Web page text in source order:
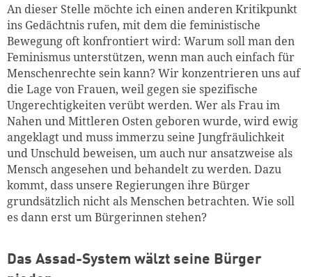
An dieser Stelle möchte ich einen anderen Kritikpunkt
ins Gedächtnis rufen, mit dem die feministische
Bewegung oft konfrontiert wird: Warum soll man den
Feminismus unterstützen, wenn man auch einfach für
Menschenrechte sein kann? Wir konzentrieren uns auf
die Lage von Frauen, weil gegen sie spezifische
Ungerechtigkeiten verübt werden. Wer als Frau im
Nahen und Mittleren Osten geboren wurde, wird ewig
angeklagt und muss immerzu seine Jungfräulichkeit
und Unschuld beweisen, um auch nur ansatzweise als
Mensch angesehen und behandelt zu werden. Dazu
kommt, dass unsere Regierungen ihre Bürger
grundsätzlich nicht als Menschen betrachten. Wie soll
es dann erst um Bürgerinnen stehen?
Das Assad-System wälzt seine Bürger